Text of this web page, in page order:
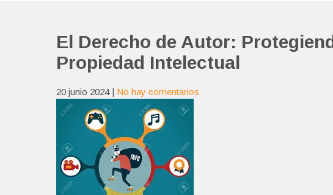
El Derecho de Autor:
Propiedad Intelectual
20 junio 2024 | No hay comentarios